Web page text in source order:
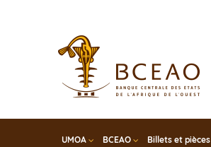
UMOA BCEAO Billets et pièces